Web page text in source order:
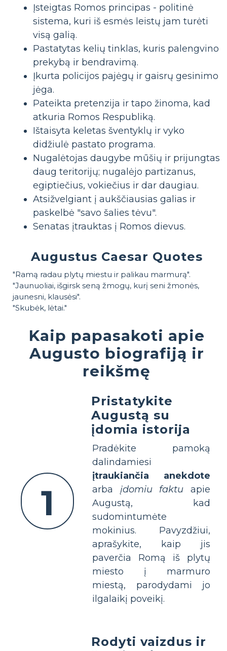
Įsteigtas Romos principas - politinė
sistema, kuri iš esmės leistų jam turėti
visą galią.
Pastatytas kelių tinklas, kuris palengvino
prekybą ir bendravimą.
Įkurta policijos pajėgų ir gaisrų gesinimo
jėga.
Pateikta pretenzija ir tapo žinoma, kad
atkuria Romos Respubliką.
Ištaisyta keletas šventyklų ir vyko
didžiulė pastato programa.
Nugalėtojas daugybe mūšių ir prijungtas
daug teritorijų; nugalėjo partizanus,
egiptiečius, vokiečius ir dar daugiau.
Atsižvelgiant į aukščiausias galias ir
paskelbė "savo šalies tėvu".
Senatas įtrauktas į Romos dievus.
Augustus Caesar Quotes
"Ramą radau plytų miestu ir palikau marmurą".
"Jaunuoliai, išgirsk seną žmogų, kurį seni žmonės,
jaunesni, klausėsi".
"Skubėk, lėtai."
Kaip papasakoti apie
Augusto biografiją ir
reikšmę
1
Pristatykite
Augustą su
įdomia istorija
Pradėkite pamoką
dalindamiesi
įtraukiančia anekdote
arba įdomiu faktu apie
Augustą, kad
sudomintumėte
mokinius. Pavyzdžiui,
aprašykite, kaip jis
paverčia Romą iš plytų
miesto į marmuro
miestą, parodydami jo
ilgalaikį poveikį.
Rodyti vaizdus ir